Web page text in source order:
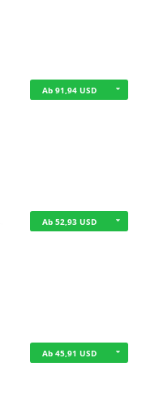
Ab 91,94 USD
Ab 52,93 USD
Ab 45,91 USD